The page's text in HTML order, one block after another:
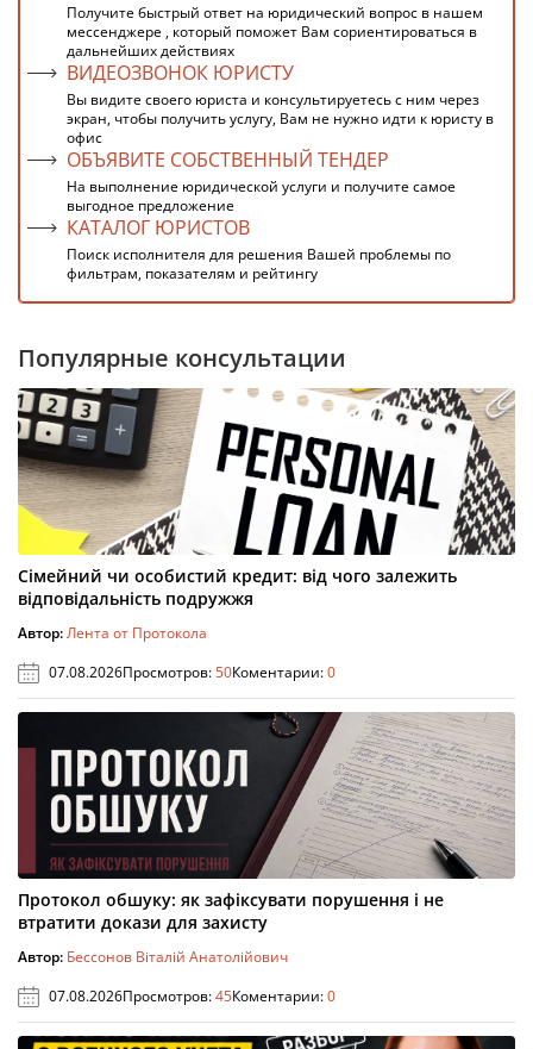
Получите быстрый ответ на юридический вопрос в нашем
мессенджере , который поможет Вам сориентироваться в
дальнейших действиях
ВИДЕОЗВОНОК ЮРИСТУ
Вы видите своего юриста и консультируетесь с ним через
экран, чтобы получить услугу, Вам не нужно идти к юристу в
офис
ОБЪЯВИТЕ СОБСТВЕННЫЙ ТЕНДЕР
На выполнение юридической услуги и получите самое
выгодное предложение
КАТАЛОГ ЮРИСТОВ
Поиск исполнителя для решения Вашей проблемы по
фильтрам, показателям и рейтингу
Популярные консультации
Сімейний чи особистий кредит: від чого залежить
відповідальність подружжя
Автор:Лента от Протокола
07.08.2026Просмотров:50Коментарии:0
Протокол обшуку: як зафіксувати порушення і не
втратити докази для захисту
Автор: Бессонов Віталій Анатолійович
07.08.2026Просмотров:45Коментарии:0